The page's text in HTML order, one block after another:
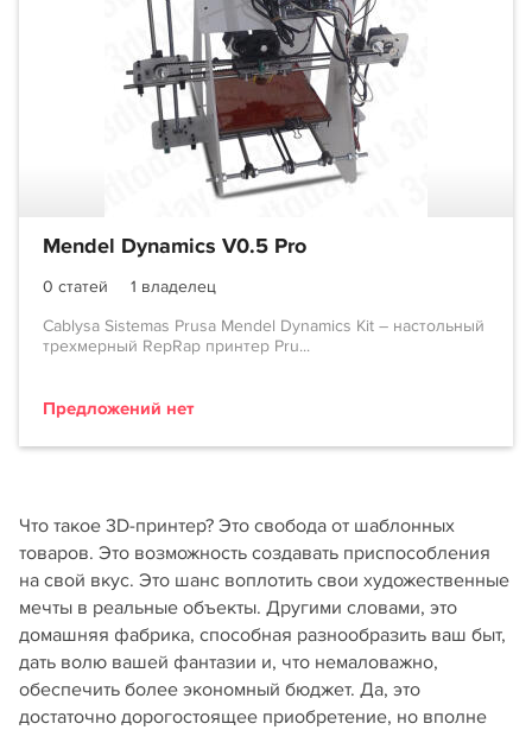
Mendel Dynamics V0.5 Pro
0 статей
1 владелец
Cablysa Sistemas Prusa Mendel Dynamics Kit – настольный
трехмерный RepRap принтер Pru...
Предложений нет
Что такое 3D-принтер? Это свобода от шаблонных
товаров. Это возможность создавать приспособления
на свой вкус. Это шанс воплотить свои художественные
мечты в реальные объекты. Другими словами, это
домашняя фабрика, способная разнообразить ваш быт,
дать волю вашей фантазии и, что немаловажно,
обеспечить более экономный бюджет. Да, это
достаточно дорогостоящее приобретение, но вполне